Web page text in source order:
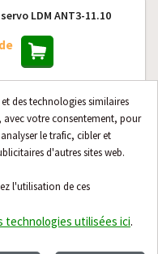
des technologies similaires
votre consentement, pour
le trafic, cibler et
d'autres sites web.
l'utilisation de ces
technologies utilisées ici.
LDM ANT3-11.10
LDM ANT3-